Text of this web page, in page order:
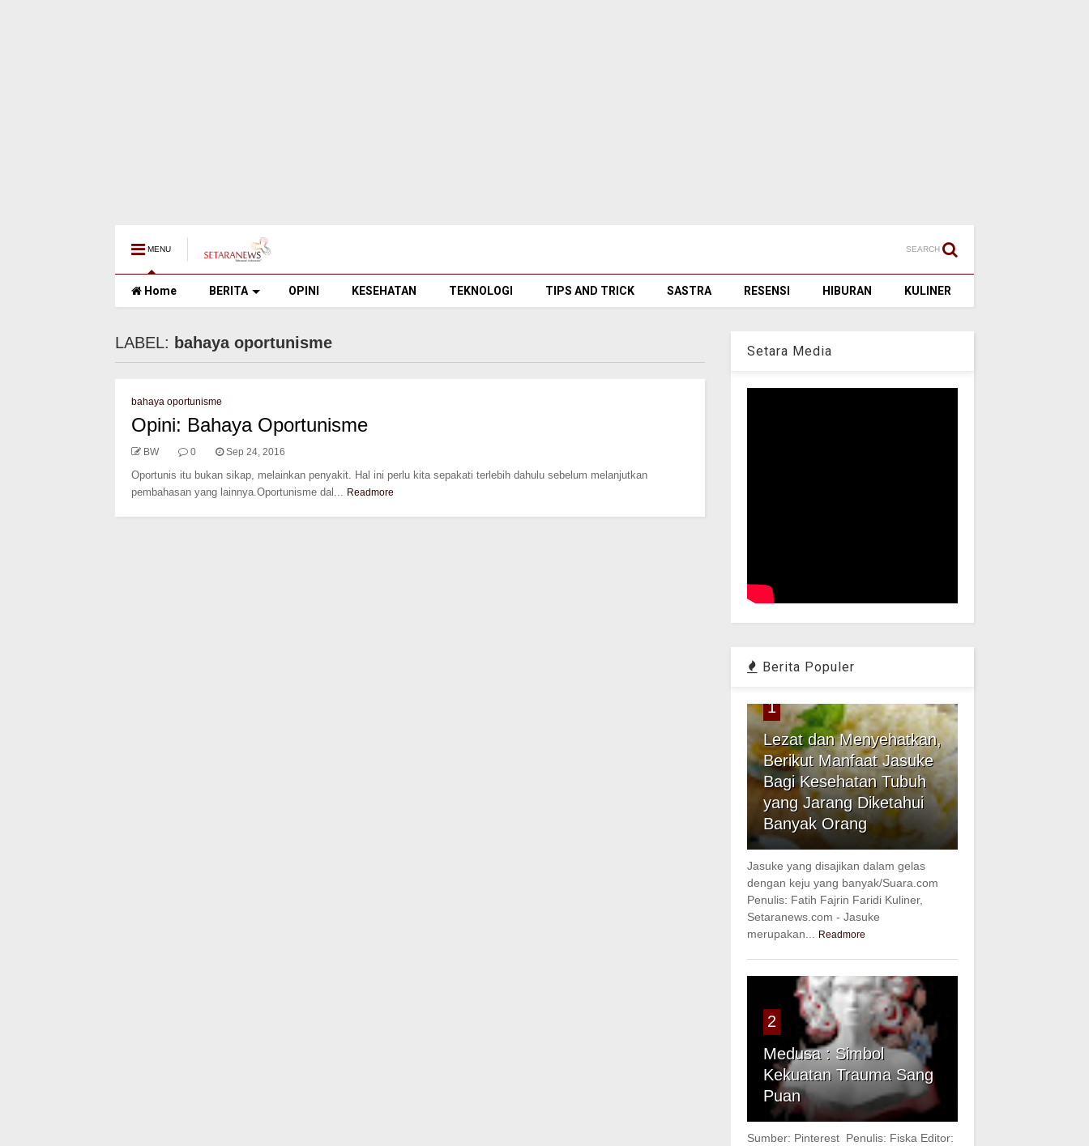
MENU SEARCH
Home BERITA OPINI KESEHATAN TEKNOLOGI TIPS AND TRICK SASTRA RESENSI HIBURAN KULINER
LABEL: bahaya oportunisme
bahaya oportunisme
Opini: Bahaya Oportunisme
BW 0 Sep 24, 2016
Oportunis itu bukan sikap, melainkan penyakit. Hal ini perlu kita sepakati terlebih dahulu sebelum melanjutkan
pembahasan yang lainnya.Oportunisme dal... Readmore
Setara Media
Berita Populer
1
Lezat dan Menyehatkan,
Berikut Manfaat Jasuke
Bagi Kesehatan Tubuh
yang Jarang Diketahui
Banyak Orang
Jasuke yang disajikan dalam gelas
dengan keju yang banyak/Suara.com
Penulis: Fatih Fajrin Faridi Kuliner,
Setaranews.com - Jasuke
merupakan...
Readmore
2
Medusa : Simbol
Kekuatan Trauma Sang
Puan
Sumber: Pinterest Penulis: Fiska Editor: